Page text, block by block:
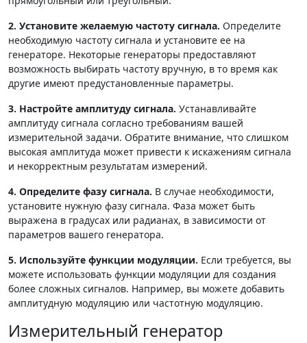
2. Установите желаемую частоту сигнала. Определите
необходимую частоту сигнала и установите ее на
генераторе. Некоторые генераторы предоставляют
возможность выбирать частоту вручную, в то время как
другие имеют предустановленные параметры.
3. Настройте амплитуду сигнала. Устанавливайте
амплитуду сигнала согласно требованиям вашей
измерительной задачи. Обратите внимание, что слишком
высокая амплитуда может привести к искажениям сигнала
и некорректным результатам измерений.
4. Определите фазу сигнала. В случае необходимости,
установите нужную фазу сигнала. Фаза может быть
выражена в градусах или радианах, в зависимости от
параметров вашего генератора.
5. Используйте функции модуляции. Если требуется, вы
можете использовать функции модуляции для создания
более сложных сигналов. Например, вы можете добавить
амплитудную модуляцию или частотную модуляцию.
Измерительный генератор